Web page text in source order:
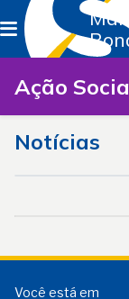
Ação
Notícias
Você está em